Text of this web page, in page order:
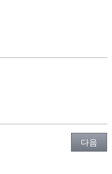
다음